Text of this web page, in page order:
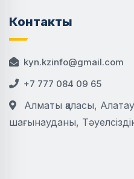
Контакты
kyn.kzinfo@gmail.com
+7 777 084 09 65
Алматы қаласы,
шағынауданы,